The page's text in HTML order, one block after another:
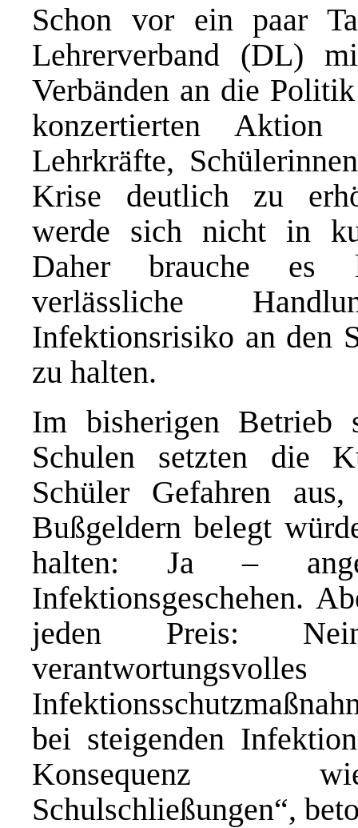
Schon vor ein paar
Lehrerverband (DL)
Verbänden an die
konzertierten Aktion
Lehrkräfte,
Krise deutlich zu
werde sich nicht in
Daher brauche es
verlässliche
Infektionsrisiko an den
zu halten.
Im bisherigen Betrieb
Schulen setzten die
Schüler Gefahren
Bußgeldern belegt
halten: Ja –
Infektionsgeschehen.
jeden Preis:
bei steigenden
Konsequenz
Schulschließungen“,